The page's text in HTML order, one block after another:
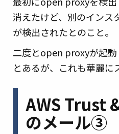
消えたけど、別のイン
が検出されたとのこと。
二度とopen proxyが起
とあるが、これも華麗に
AWS Trust
のメール③